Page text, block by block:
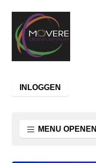
INLOGGEN
MENU OPENEN